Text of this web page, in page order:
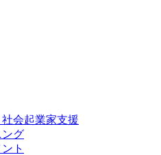
会起業家支援
ング
ト